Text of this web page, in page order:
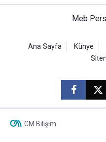
Meb
Ana Sayfa Künye
CM Bilişim